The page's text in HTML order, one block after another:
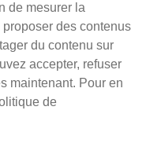
de mesurer la
des contenus
du contenu sur
accepter, refuser
maintenant. Pour en
de